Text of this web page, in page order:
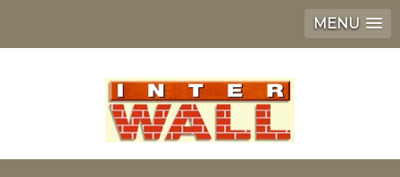
MENU